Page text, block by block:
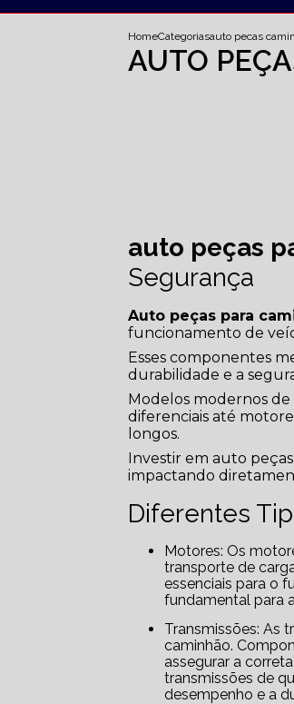
HomeCategoriasauto pecas
AUTO
auto peças
Segurança
Auto peças para
funcionamento de
Esses componentes
durabilidade e a
Modelos modernos
diferenciais até
longos.
Investir em auto
impactando
Diferentes
Motores: Os motores são o coração dos caminhões e asseguram a potência necessária para o
transporte de
essenciais para o
fundamental para
Transmissões: As transmissões são responsáveis por transmitir a potência do motor para as rodas do
caminhão.
assegurar a
transmissões de
desempenho e a